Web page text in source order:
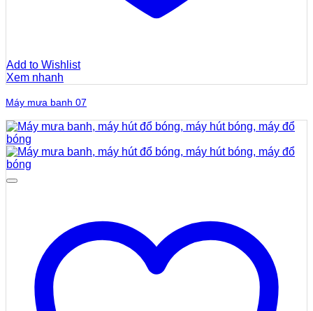
Add to Wishlist
Xem nhanh
Máy mưa banh 07